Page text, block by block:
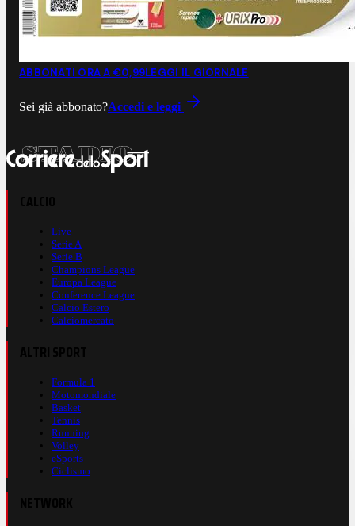
ABBONATI ORA A €0,99LEGGI IL GIORNALE
Sei già abbonato?Accedi e leggi
Live
Serie A
Serie B
Champions League
Europa League
Conference League
Calcio Estero
Calciomercato
Formula 1
Motomondiale
Basket
Tennis
Running
Volley
eSports
Ciclismo